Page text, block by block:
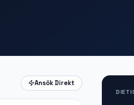
Ansök Direkt